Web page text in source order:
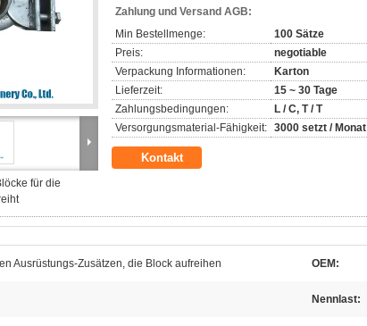
für die
Zahlung und Versand AGB:
Min Bestellmenge:
100 Sätze
Preis:
negotiable
Verpackung Informationen:
Karton
Lieferzeit:
15 ~ 30 Tage
Zahlungsbedingungen:
L / C, T / T
Versorgungsmaterial-Fähigkeit: 3000 setzt / Monat
Kontakt
Ausrüstungs-Zusätzen, die Block aufreihen OEM:
Nennlast: